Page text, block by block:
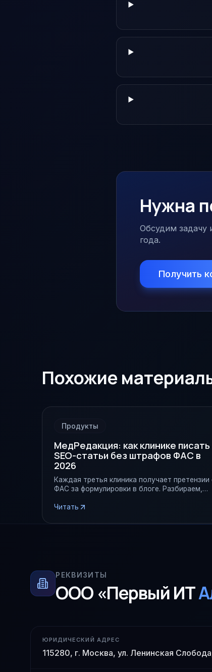
Нужна
Обсудим задачу
года.
Получить
Похожие
Продукты
МедРедакция: как клинике писать
SEO-статьи без штрафов ФАС в
2026
Каждая третья клиника получает претензии
ФАС за формулировки в блоге. Разбираем,
МедРедакция от 1IT снимает 80% рисков.
Читать
РЕКВИЗИТЫ
ООО «Первый ИТ
ЮРИДИЧЕСКИЙ АДРЕС
115280, г. Москва, ул. Ленинская